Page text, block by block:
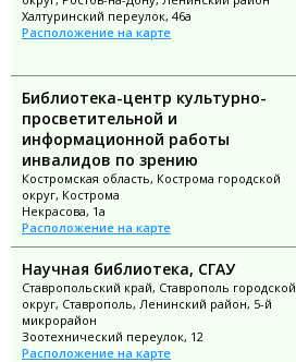
Халтуринский переулок, 46а
Расположение на карте
Библиотека-центр культурно-
просветительной и
информационной работы
инвалидов по зрению
Костромская область, Кострома городской
округ, Кострома
Некрасова, 1а
Расположение на карте
Научная библиотека, СГАУ
Ставропольский край, Ставрополь городской
округ, Ставрополь, Ленинский район, 5-й
микрорайон
Зоотехнический переулок, 12
Расположение на карте